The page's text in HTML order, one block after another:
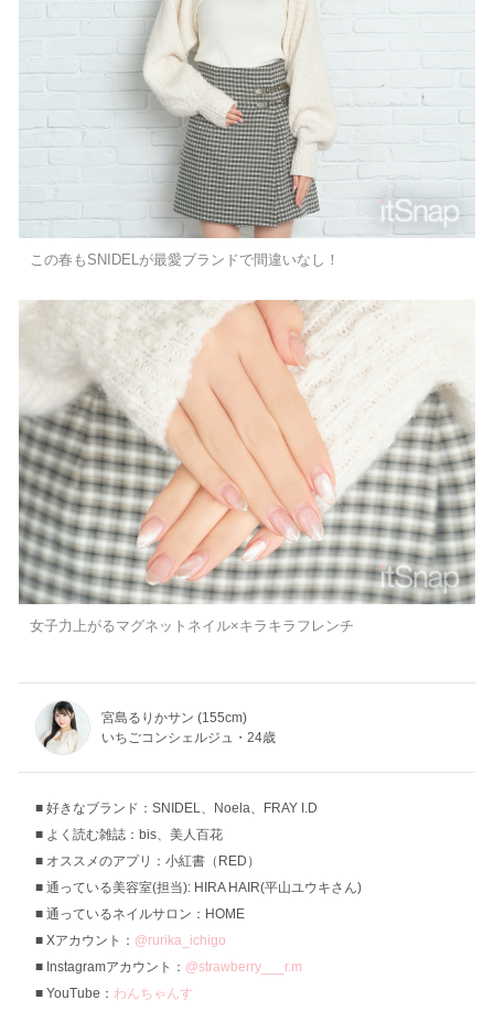
この春もSNIDELが最愛ブランドで間違いなし！
女子力上がるマグネットネイル×キラキラフレンチ
宮島るりかサン (155cm)
いちごコンシェルジュ・24歳
好きなブランド：SNIDEL、Noela、FRAY I.D
よく読む雑誌：bis、美人百花
オススメのアプリ：小紅書（RED）
通っている美容室(担当): HIRA HAIR(平山ユウキさん)
通っているネイルサロン：HOME
Xアカウント： @rurika_ichigo
Instagramアカウント： @strawberry___r.m
YouTube： わんちゃんす